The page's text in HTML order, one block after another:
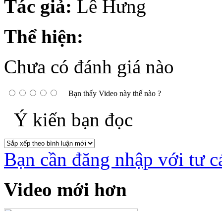
Tác giả: Lê Hưng
Thể hiện:
Chưa có đánh giá nào
Bạn thấy Video này thế nào ?
Ý kiến bạn đọc
Bạn cần đăng nhập với tư
Video mới hơn